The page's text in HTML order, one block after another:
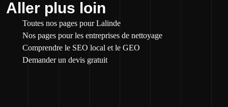
Aller plus loin
Toutes nos pages pour Lalinde
Nos pages pour les entreprises de nettoyage
Comprendre le SEO local et le GEO
Demander un devis gratuit